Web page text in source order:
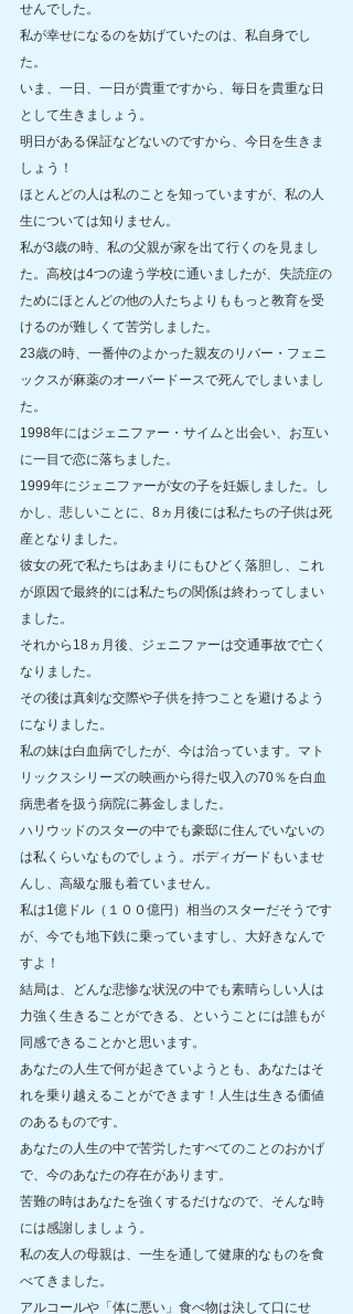
せんでした。
私が幸せになるのを妨げていたのは、私自身でし
た。
いま、一日、一日が貴重ですから、毎日を貴重な日
として生きましょう。
明日がある保証などないのですから、今日を生きま
しょう！
ほとんどの人は私のことを知っていますが、私の人
生については知りません。
私が3歳の時、私の父親が家を出て行くのを見まし
た。高校は4つの違う学校に通いましたが、失読症の
ためにほとんどの他の人たちよりももっと教育を受
けるのが難しくて苦労しました。
23歳の時、一番仲のよかった親友のリバー・フェニ
ックスが麻薬のオーバードースで死んでしまいまし
た。
1998年にはジェニファー・サイムと出会い、お互い
に一目で恋に落ちました。
1999年にジェニファーが女の子を妊娠しました。し
かし、悲しいことに、8ヵ月後には私たちの子供は死
産となりました。
彼女の死で私たちはあまりにもひどく落胆し、これ
が原因で最終的には私たちの関係は終わってしまい
ました。
それから18ヵ月後、ジェニファーは交通事故で亡く
なりました。
その後は真剣な交際や子供を持つことを避けるよう
になりました。
私の妹は白血病でしたが、今は治っています。マト
リックスシリーズの映画から得た収入の70％を白血
病患者を扱う病院に募金しました。
ハリウッドのスターの中でも豪邸に住んでいないの
は私くらいなものでしょう。ボディガードもいませ
んし、高級な服も着ていません。
私は1億ドル（１００億円）相当のスターだそうです
が、今でも地下鉄に乗っていますし、大好きなんで
すよ！
結局は、どんな悲惨な状況の中でも素晴らしい人は
力強く生きることができる、ということには誰もが
同感できることかと思います。
あなたの人生で何が起きていようとも、あなたはそ
れを乗り越えることができます！人生は生きる価値
のあるものです。
あなたの人生の中で苦労したすべてのことのおかげ
で、今のあなたの存在があります。
苦難の時はあなたを強くするだけなので、そんな時
には感謝しましょう。
私の友人の母親は、一生を通して健康的なものを食
べてきました。
アルコールや「体に悪い」食べ物は決して口にせ